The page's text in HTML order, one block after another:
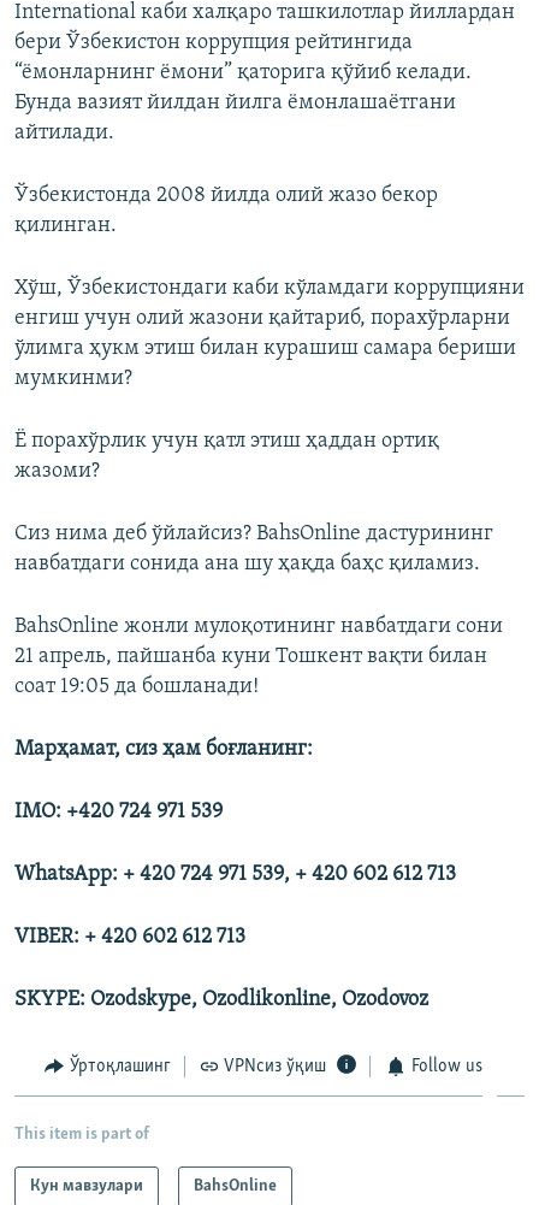
International каби халқаро ташкилотлар йиллардан
бери Ўзбекистон коррупция рейтингида
“ёмонларнинг ёмони” қаторига қўйиб келади.
Бунда вазият йилдан йилга ёмонлашаётгани
айтилади.
Ўзбекистонда 2008 йилда олий жазо бекор
қилинган.
Хўш, Ўзбекистондаги каби кўламдаги коррупцияни
енгиш учун олий жазони қайтариб, порахўрларни
ўлимга ҳукм этиш билан курашиш самара бериши
мумкинми?
Ё порахўрлик учун қатл этиш ҳаддан ортиқ
жазоми?
Сиз нима деб ўйлайсиз? BahsOnline дастурининг
навбатдаги сонида ана шу ҳақда баҳс қиламиз.
BahsOnline жонли мулоқотининг навбатдаги сони
21 апрель, пайшанба куни Тошкент вақти билан
соат 19:05 да бошланади!
Марҳамат, сиз ҳам боғланинг:
IMO: +420 724 971 539
WhatsApp: + 420 724 971 539, + 420 602 612 713
VIBER: + 420 602 612 713
SKYPE: Ozodskype, Ozodlikonline, Ozodovoz
Ўртоқлашинг VPNсиз ўқиш Follow us
This item is part of
Кун мавзулари BahsOnline